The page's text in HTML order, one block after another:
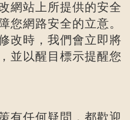
網站上所提供的安全
您網路安全的立意。
改時，我們會立即將
並以醒目標示提醒您
有任何疑問，都歡迎